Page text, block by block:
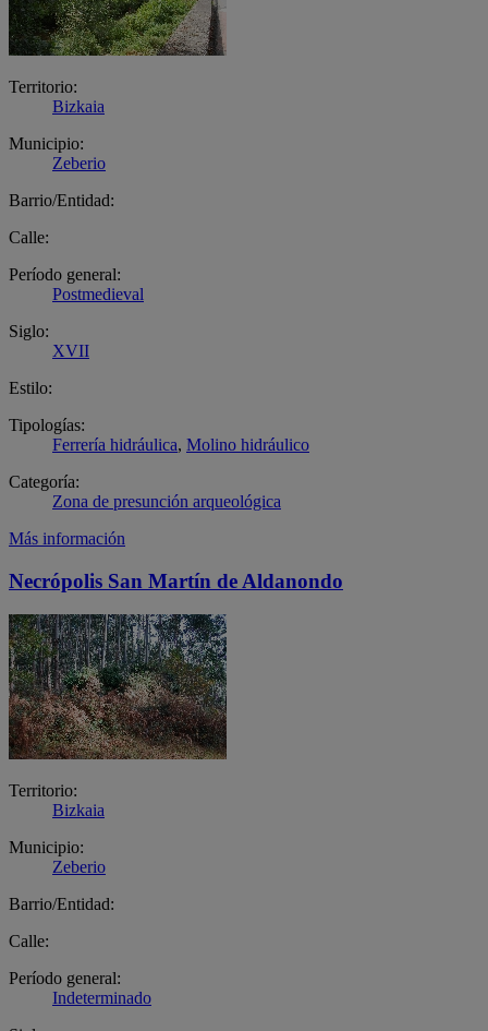
Territorio:
Bizkaia
Municipio:
Zeberio
Barrio/Entidad:
Calle:
Período general:
Postmedieval
Siglo:
XVII
Estilo:
Tipologías:
Ferrería hidráulica, Molino hidráulico
Categoría:
Zona de presunción arqueológica
Más información
Necrópolis San Martín de Aldanondo
Territorio:
Bizkaia
Municipio:
Zeberio
Barrio/Entidad:
Calle:
Período general:
Indeterminado